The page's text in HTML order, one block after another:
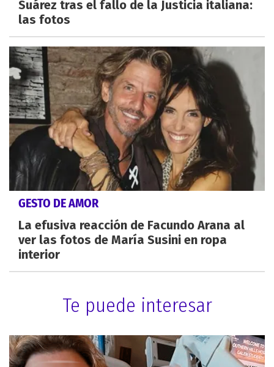
Suárez tras el fallo de la Justicia italiana:
las fotos
GESTO DE AMOR
La efusiva reacción de Facundo Arana al
ver las fotos de María Susini en ropa
interior
Te puede interesar